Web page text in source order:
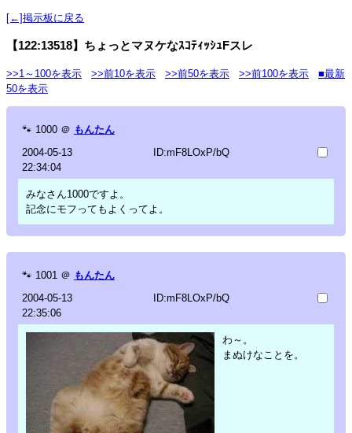
[←]掲示板に戻る
【122:13518】ちょっとマヌケなｽｺﾃｨｯｼｭFスレ
>>1～100を表示 >>前10を表示 >>前50を表示 >>前100を表示
■最新
50を表示
🐾 1000 ＠ もんたん
2004-05-13
22:34:04
ID:mF8LOxP/bQ
みなさん1000ですよ。
記念にモフってもよくってよ。
🐾 1001 ＠ もんたん
2004-05-13
22:35:06
ID:mF8LOxP/bQ
わ～。
まぬけなことを。